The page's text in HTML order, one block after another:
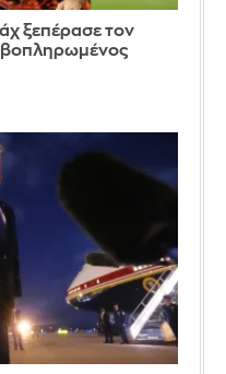
ξεπέρασε τον